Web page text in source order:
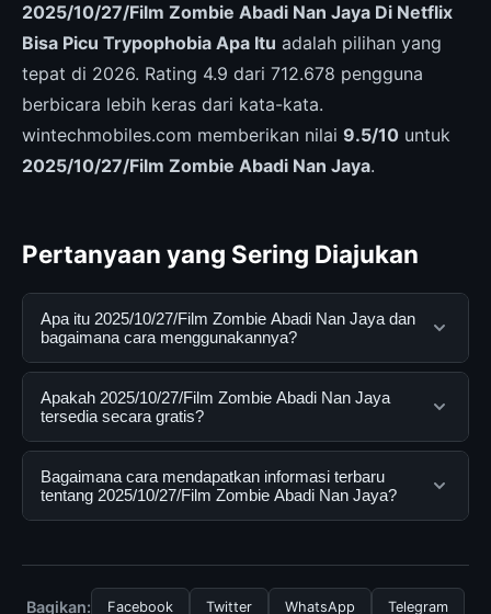
2025/10/27/Film Zombie Abadi Nan Jaya Di Netflix
Bisa Picu Trypophobia Apa Itu adalah pilihan yang
tepat di 2026. Rating 4.9 dari 712.678 pengguna
berbicara lebih keras dari kata-kata.
wintechmobiles.com memberikan nilai 9.5/10 untuk
2025/10/27/Film Zombie Abadi Nan Jaya.
Pertanyaan yang Sering Diajukan
Apa itu 2025/10/27/Film Zombie Abadi Nan Jaya dan
bagaimana cara menggunakannya?
2025/10/27/Film Zombie Abadi Nan Jaya adalah
layanan digital yang dirancang untuk membantu
pengguna mendapatkan informasi lengkap dan
terpercaya. Anda dapat menggunakannya dengan
mengunjungi situs resmi dan mengikuti panduan yang
tersedia.
Apakah 2025/10/27/Film Zombie Abadi Nan Jaya
tersedia secara gratis?
Ya, 2025/10/27/Film Zombie Abadi Nan Jaya dapat
diakses secara gratis oleh semua pengguna. Tidak ada
biaya tersembunyi atau langganan yang diperlukan
Bagaimana cara mendapatkan informasi terbaru
tentang 2025/10/27/Film Zombie Abadi Nan Jaya?
mengunjungi halaman resmi kami secara berkala. Kami
Bagikan: Facebook Twitter WhatsApp Telegram